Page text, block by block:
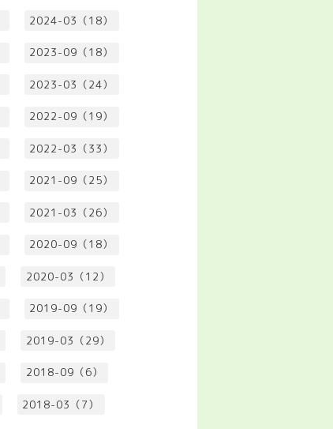
2024-03（18）
2023-09（18）
2023-03（24）
2022-09（19）
2022-03（33）
2021-09（25）
2021-03（26）
2020-09（18）
2020-03（12）
2019-09（19）
2019-03（29）
2018-09（6）
2018-03（7）